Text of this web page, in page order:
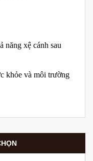
năng xệ cánh sau
khỏe và môi trường